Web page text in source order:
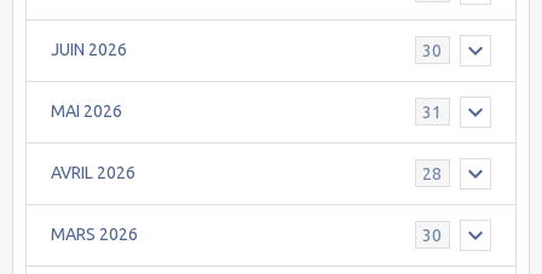
JUIN 2026 30
MAI 2026 31
AVRIL 2026 28
MARS 2026 30